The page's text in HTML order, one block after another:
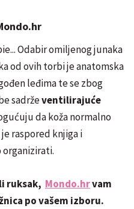
Odabir omiljenog junaka
od ovih torbi je anatomska
leđima te se zbog
sadrževentilirajuće
da koža normalno
raspored knjiga i
ruksak, Mondo.hrvam
po vašem izboru.